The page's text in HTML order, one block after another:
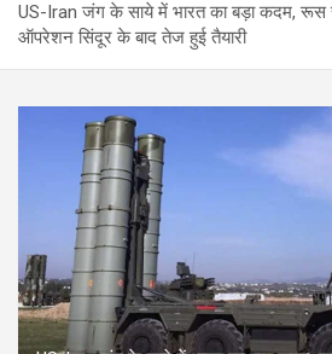
US-Iran जंग के साये में भारत का बड़ा कदम, रूस
ऑपरेशन सिंदूर के बाद तेज हुई तैयारी